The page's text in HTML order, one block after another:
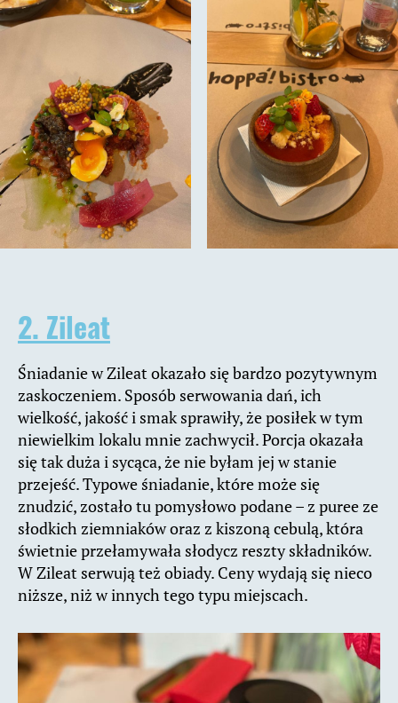
2. Zileat
Śniadanie w Zileat okazało się bardzo pozytywnym
zaskoczeniem. Sposób serwowania dań, ich
wielkość, jakość i smak sprawiły, że posiłek w tym
niewielkim lokalu mnie zachwycił. Porcja okazała
się tak duża i sycąca, że nie byłam jej w stanie
przejeść. Typowe śniadanie, które może się
znudzić, zostało tu pomysłowo podane – z puree ze
słodkich ziemniaków oraz z kiszoną cebulą, która
świetnie przełamywała słodycz reszty składników.
W Zileat serwują też obiady. Ceny wydają się nieco
niższe, niż w innych tego typu miejscach.